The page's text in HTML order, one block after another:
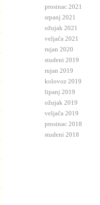
prosinac 2021
srpanj 2021
ožujak 2021
veljača 2021
rujan 2020
studeni 2019
rujan 2019
kolovoz 2019
lipanj 2019
ožujak 2019
veljača 2019
prosinac 2018
studeni 2018